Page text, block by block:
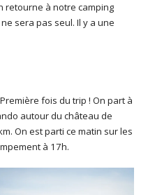
retourne à notre camping
sera pas seul. Il y a une
fois du trip ! On part à
autour du château de
On est parti ce matin sur les
à 17h.